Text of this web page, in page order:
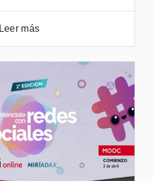
Leer más